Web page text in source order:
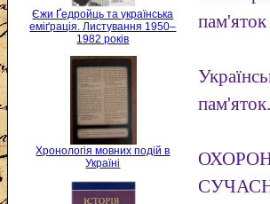
Єжи Ґедройць та українська
еміґрація. Листування 1950–
1982 років
Хронологія мовних подій в
Україні
пам'яток
пам'яток.